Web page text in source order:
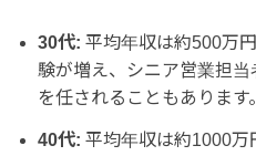
30代: 平均年収は約500万
験が増え、シニア営業担
を任されることもあります。
40代: 平均年収は約1000万